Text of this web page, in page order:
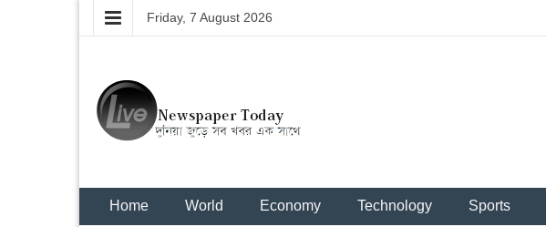
Friday, 7 August 2026
Home World Economy Technology Sports